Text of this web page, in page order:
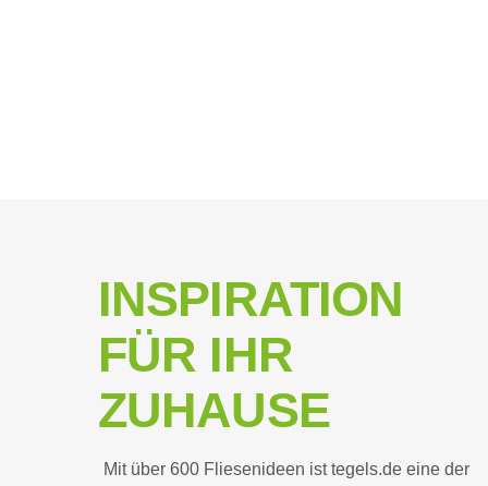
INSPIRATION
FÜR IHR
ZUHAUSE
Mit über 600 Fliesenideen ist tegels.de eine der